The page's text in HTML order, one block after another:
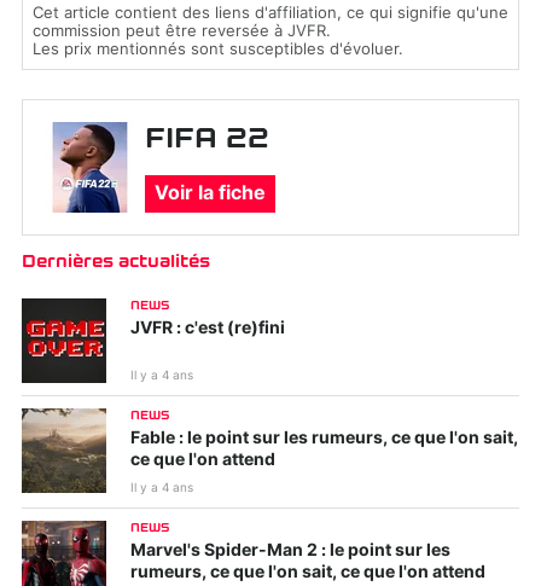
Cet article contient des liens d'affiliation, ce qui signifie qu'une
commission peut être reversée à JVFR.
Les prix mentionnés sont susceptibles d'évoluer.
FIFA 22
Voir la fiche
Dernières actualités
NEWS
JVFR : c'est (re)fini
Il y a 4 ans
NEWS
Fable : le point sur les rumeurs, ce que l'on sait,
ce que l'on attend
Il y a 4 ans
NEWS
Marvel's Spider-Man 2 : le point sur les
rumeurs, ce que l'on sait, ce que l'on attend